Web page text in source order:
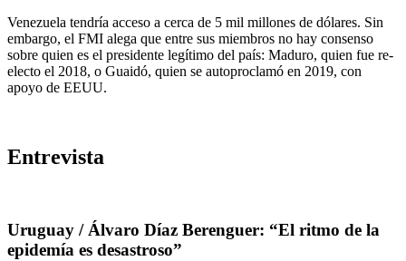
Venezuela tendría acceso a cerca de 5 mil millones de dólares. Sin
embargo, el FMI alega que entre sus miembros no hay consenso
sobre quien es el presidente legítimo del país: Maduro, quien fue re-
electo el 2018, o Guaidó, quien se autoproclamó en 2019, con
apoyo de EEUU.
Entrevista
Uruguay / Álvaro Díaz Berenguer: “El ritmo de la
epidemía es desastroso”